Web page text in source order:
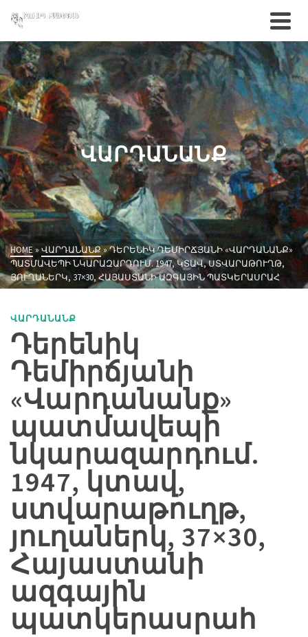
ՎԱՐԴԱՆԱՆՔ
HOME » ՎԱՐԴԱՆԱՆՔ»ԴԵՐԵՆԻԿ ԴԵՄԻՐՃՅԱՆԻ «ՎԱՐԴԱՆԱՆՔ»
ՊԱՏՄԱՎԵՊԻ ՆԿԱՐԱԶԱՐԴՈՒՄ. 1947, ԿՏԱՎ, ՍՏՎԱՐԱԹՈՒՂԹ,
ՅՈՒՂԱՆԵՐԿ, 37×30, ՀԱՅԱՍՏԱՆԻ ԱԶԳԱՅԻՆ ՊԱՏԿԵՐԱՍՐԱՀ
ՎԱՐԴԱՆԱՆՔ
Դերենիկ
Դեմիրճյանի
«Վարդանանք»
պատմավեպի
նկարազարդում.
1947, կտավ,
ստվարաթուղթ,
յուղաներկ, 37×30,
Հայաստանի
ազգային
պատկերասրահ